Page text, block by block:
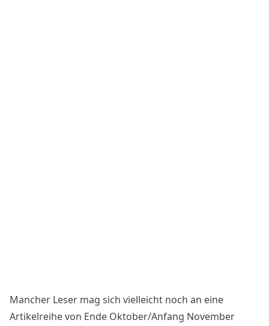
Mancher Leser mag sich vielleicht noch an eine
Artikelreihevon Ende Oktober/Anfang November